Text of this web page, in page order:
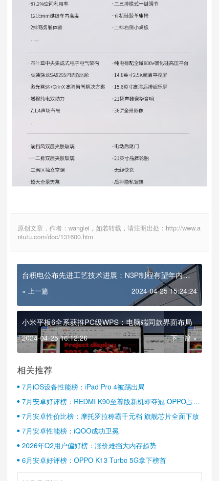
原创文章，作者：wanglei，如若转载，请注明出处：http://www.a
ntutu.com/doc/131600.htm
台积电公布先进工艺技术进展：N3P制程有望年内量
产
« 上一篇 2024-04-25 15:24:24
小米平板6全系获推PC级WPS：电脑端同款界面布局
2024-04-25 16:12:26 下一篇 »
相关推荐
7月iOS设备性能榜：iPad Pro 4被踢出局
7月安卓好评榜：REDMI K90至尊版新机即夺冠 OPPO占据
半壁江山
7月安卓性价比榜：摩托罗拉称霸千元档 旗舰芯片全面下放
7月安卓性能榜：iQOO成功卫冕
2026年Q2用户偏好榜：涨价难挡大内存趋势
6月安卓好评榜：OPPO K13 Turbo 5G拿下榜首